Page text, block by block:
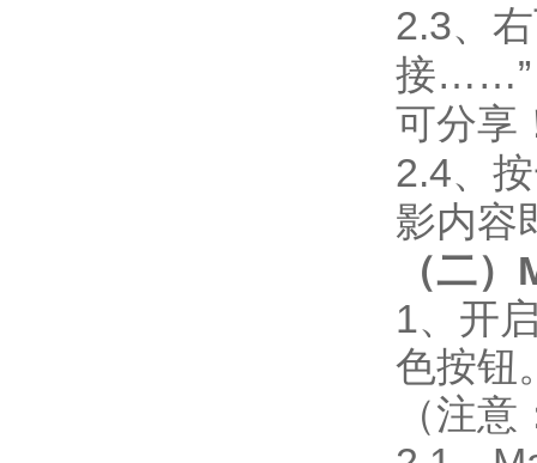
2.3、
接……”
可分享
2.4、
影内容
（二
1、 开
色按钮
（注